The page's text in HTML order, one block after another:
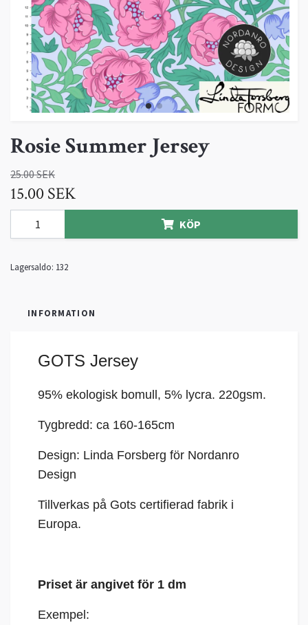
Rosie Summer Jersey
25.00 SEK
15.00 SEK
KÖP
Lagersaldo: 132
INFORMATION
GOTS Jersey
95% ekologisk bomull, 5% lycra. 220gsm.
Tygbredd: ca 160-165cm
Design: Linda Forsberg för Nordanro
Design
Tillverkas på Gots certifierad fabrik i
Europa.
Priset är angivet för 1 dm
Exempel: